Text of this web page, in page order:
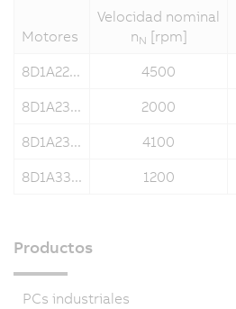
Motores
Velocidad nominal
nN [rpm]
8D1A22... 4500
8D1A23...
2000
8D1A23...
4100
8D1A33...
1200
Productos
PCs industriales